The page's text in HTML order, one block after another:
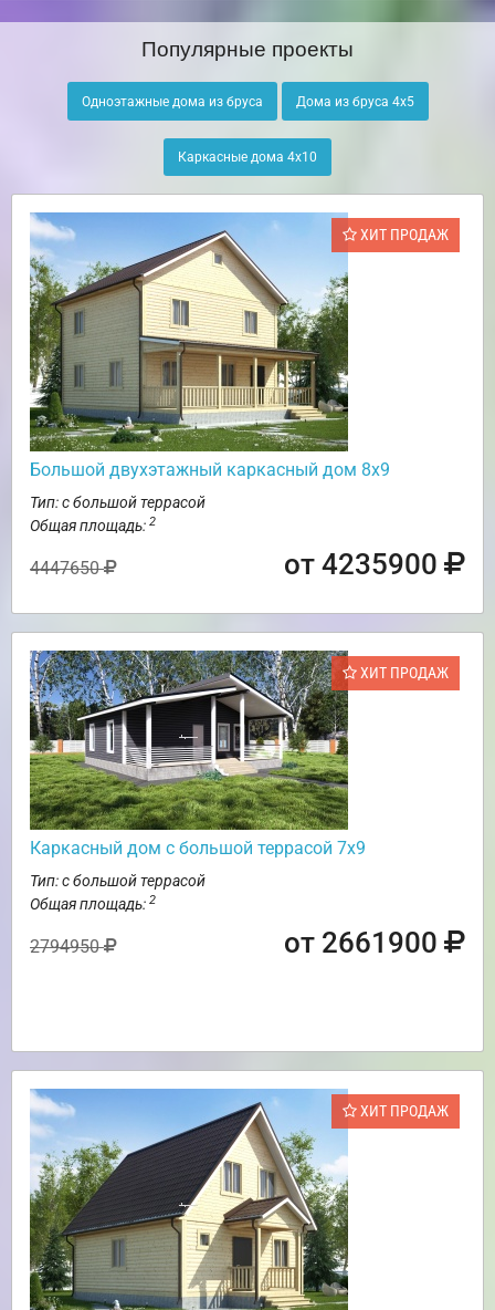
Популярные проекты
Одноэтажные дома из бруса Дома из бруса 4х5
Каркасные дома 4х10
ХИТ ПРОДАЖ
Большой двухэтажный каркасный дом 8х9
Тип: с большой террасой
Общая площадь: 2
4447650 от 4235900
ХИТ ПРОДАЖ
Каркасный дом с большой террасой 7х9
Тип: с большой террасой
Общая площадь: 2
2794950 от 2661900
ХИТ ПРОДАЖ